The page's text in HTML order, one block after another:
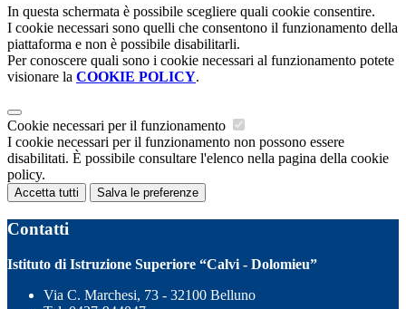
In questa schermata è possibile scegliere quali cookie consentire.
I cookie necessari sono quelli che consentono il funzionamento della
piattaforma e non è possibile disabilitarli.
Per conoscere quali sono i cookie necessari al funzionamento potete
visionare la COOKIE POLICY.
Cookie necessari per il funzionamento
I cookie necessari per il funzionamento non possono essere
disabilitati. È possibile consultare l'elenco nella pagina della cookie
policy.
Accetta tutti Salva le preferenze
Contatti
Istituto di Istruzione Superiore “Calvi - Dolomieu”
Via C. Marchesi, 73 - 32100 Belluno